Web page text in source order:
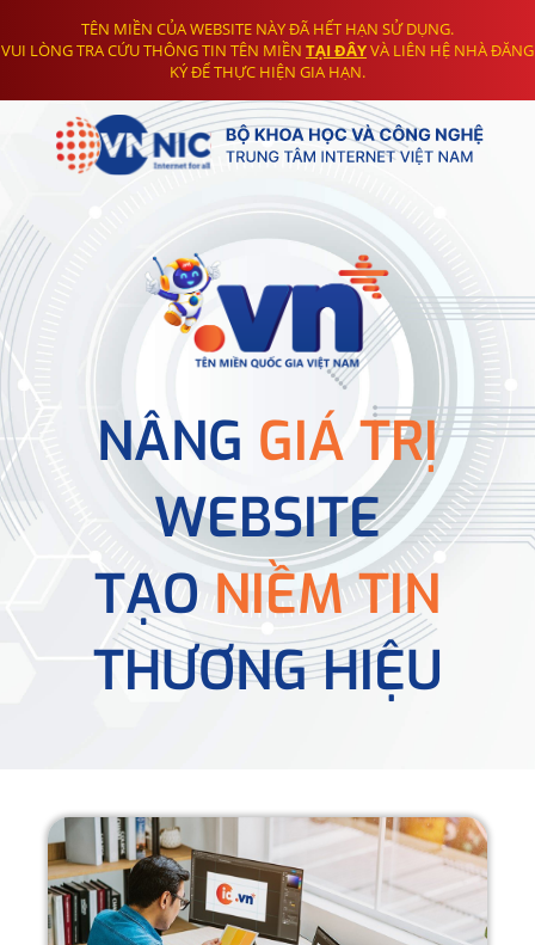
TÊN MIỀN CỦA WEBSITE NÀY ĐÃ HẾT HẠN SỬ DỤNG.
VUI LÒNG TRA CỨU THÔNG TIN TÊN MIỀN TẠI ĐÂYVÀ LIÊN HỆ NHÀ ĐĂNG
KÝ ĐỂ THỰC HIỆN GIA HẠN.
NÂNG GIÁ TRỊ
WEBSITE
TẠONIỀM TIN
THƯƠNG HIỆU